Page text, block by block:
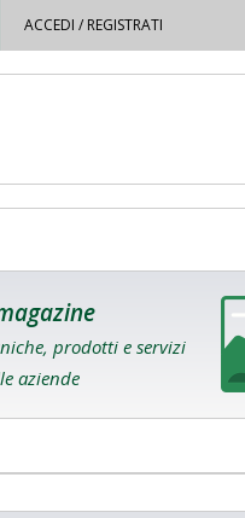
ACCEDI / REGISTRATI
prodotti e servizi
aziende